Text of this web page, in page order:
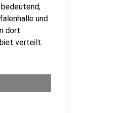
und
dort
verteilt.